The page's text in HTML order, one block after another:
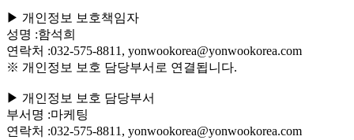
▶ 개인정보 보호책임자
성명 :함석희
연락처 :032-575-8811, yonwookorea@yonwookorea.com
※ 개인정보 보호 담당부서로 연결됩니다.
▶ 개인정보 보호 담당부서
부서명 :마케팅
연락처 :032-575-8811, yonwookorea@yonwookorea.com